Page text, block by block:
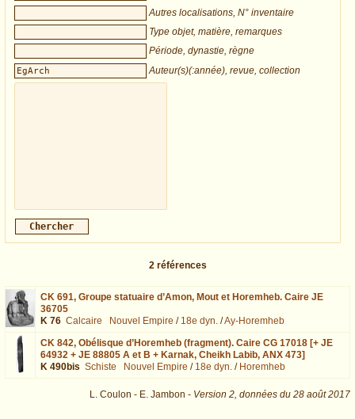
Autres localisations, N° inventaire
Type objet, matière, remarques
Période, dynastie, règne
Auteur(s)(:année), revue, collection
2 références
CK 691, Groupe statuaire d’Amon, Mout et Horemheb. Caire JE
36705
K 76 Calcaire Nouvel Empire / 18e dyn. /Ay-Horemheb
CK 842, Obélisque d’Horemheb (fragment). Caire CG 17018 [+ JE
64932 + JE 88805 A et B + Karnak, Cheikh Labib, ANX 473]
K 490bis Schiste Nouvel Empire / 18e dyn. / Horemheb
L. Coulon - E. Jambon - Version 2, données du 28 août 2017